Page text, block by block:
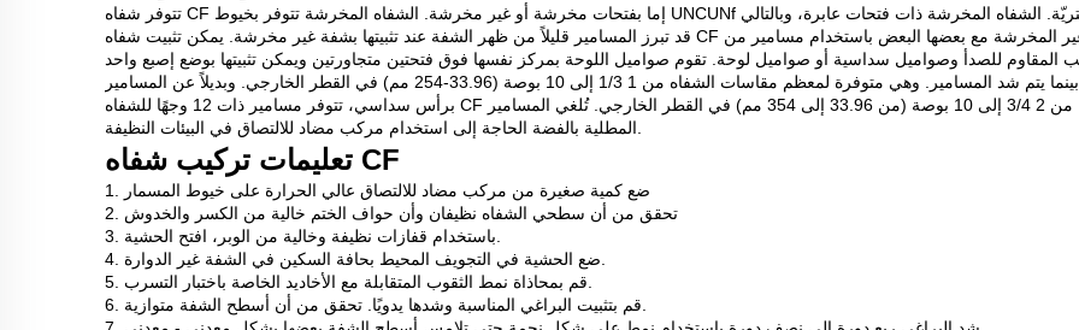
تتوفر شفاه CF إما بفتحات مخرشة أو غير مخرشة. الشفاه المخرشة تتوفر بخيوط UNCUNf أو متريّة. الشفاه المخرشة ذات فتحات عابرة، وبالتالي
قد تبرز المسامير قليلاً من ظهر الشفة عند تثبيتها بشفة غير مخرشة. يمكن تثبيت شفاه CF غير المخرشة مع بعضها البعض باستخدام مسامير من
المقاوم للصدأ وصواميل سداسية أو صواميل لوحة. تقوم صواميل اللوحة بمركز نفسها فوق فتحتين متجاورتين ويمكن تثبيتها بوضع إصبع واحد
بينما يتم شد المسامير. وهي متوفرة لمعظم مقاسات الشفاه من 1 1/3 إلى 10 بوصة (33.96-254 مم) في القطر الخارجي. وبديلاً عن المسامير
برأس سداسي، تتوفر مسامير ذات 12 وجهًا للشفاه CF من 2 3/4 إلى 10 بوصة (من 33.96 إلى 354 مم) في القطر الخارجي. تُلغي المسامير
تعليمات تركيب شفاه CF
1. ضع كمية صغيرة من مركب مضاد للالتصاق عالي الحرارة على خيوط المسمار
2. تحقق من أن سطحي الشفاه نظيفان وأن حواف الختم خالية من الكسر والخدوش